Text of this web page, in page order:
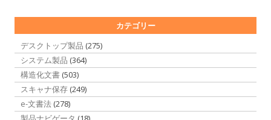
カテゴリー
デスクトップ製品 (275)
システム製品 (364)
構造化文書 (503)
スキャナ保存 (249)
e-文書法 (278)